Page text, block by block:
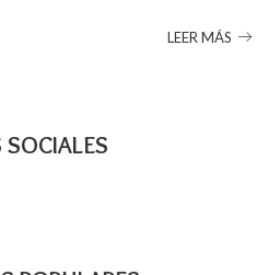
LEER MÁS
SOCIALES